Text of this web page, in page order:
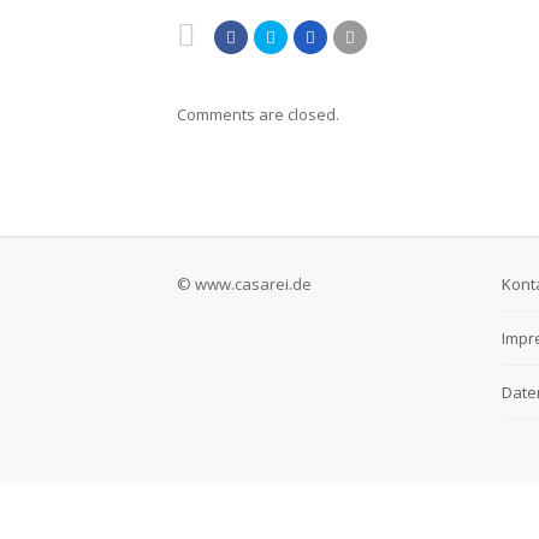
Comments are closed.
© www.casarei.de